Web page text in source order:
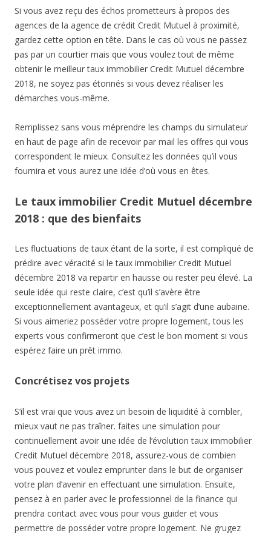
Si vous avez reçu des échos prometteurs à propos des
agences de la agence de crédit Credit Mutuel à proximité,
gardez cette option en tête. Dans le cas où vous ne passez
pas par un courtier mais que vous voulez tout de même
obtenir le meilleur taux immobilier Credit Mutuel décembre
2018, ne soyez pas étonnés si vous devez réaliser les
démarches vous-même.
Remplissez sans vous méprendre les champs du simulateur
en haut de page afin de recevoir par mail les offres qui vous
correspondent le mieux. Consultez les données qu’il vous
fournira et vous aurez une idée d’où vous en êtes.
Le taux immobilier Credit Mutuel décembre
2018 : que des bienfaits
Les fluctuations de taux étant de la sorte, il est compliqué de
prédire avec véracité si le taux immobilier Credit Mutuel
décembre 2018 va repartir en hausse ou rester peu élevé. La
seule idée qui reste claire, c’est qu’il s’avère être
exceptionnellement avantageux, et qu’il s’agit d’une aubaine.
Si vous aimeriez posséder votre propre logement, tous les
experts vous confirmeront que c’est le bon moment si vous
espérez faire un prêt immo.
Concrétisez vos projets
S’il est vrai que vous avez un besoin de liquidité à combler,
mieux vaut ne pas traîner. faites une simulation pour
continuellement avoir une idée de l’évolution taux immobilier
Credit Mutuel décembre 2018, assurez-vous de combien
vous pouvez et voulez emprunter dans le but de organiser
votre plan d’avenir en effectuant une simulation. Ensuite,
pensez à en parler avec le professionnel de la finance qui
prendra contact avec vous pour vous guider et vous
permettre de posséder votre propre logement. Ne grugez